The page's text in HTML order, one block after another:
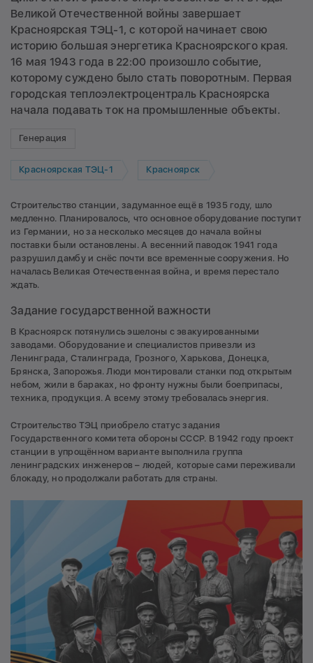
Великой Отечественной войны завершает
Красноярская ТЭЦ-1, с которой начинает свою
историю большая энергетика Красноярского края.
16 мая 1943 года в 22:00 произошло событие,
которому суждено было стать поворотным. Первая
городская теплоэлектроцентраль Красноярска
начала подавать ток на промышленные объекты.
Генерация
Красноярская ТЭЦ-1 Красноярск
Строительство станции, задуманное ещё в 1935 году, шло
медленно. Планировалось, что основное оборудование поступит
из Германии, но за несколько месяцев до начала войны
поставки были остановлены. А весенний паводок 1941 года
разрушил дамбу и снёс почти все временные сооружения. Но
началась Великая Отечественная война, и время перестало
ждать.
Задание государственной важности
В Красноярск потянулись эшелоны с эвакуированными
заводами. Оборудование и специалистов привезли из
Ленинграда, Сталинграда, Грозного, Харькова, Донецка,
Брянска, Запорожья. Люди монтировали станки под открытым
небом, жили в бараках, но фронту нужны были боеприпасы,
техника, продукция. А всему этому требовалась энергия.
Строительство ТЭЦ приобрело статус задания
Государственного комитета обороны СССР. В 1942 году проект
станции в упрощённом варианте выполнила группа
ленинградских инженеров – людей, которые сами переживали
блокаду, но продолжали работать для страны.